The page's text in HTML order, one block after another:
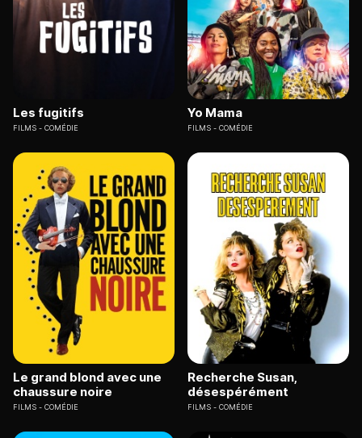
Les fugitifs
FILMS COMÉDIE
Yo Mama
FILMS COMÉDIE
Le grand blond avec une
chaussure noire
FILMS COMÉDIE
Recherche Susan,
désespérément
FILMS COMÉDIE